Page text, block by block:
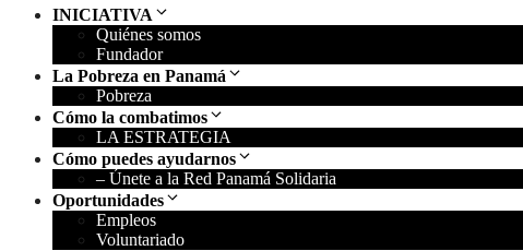
INICIATIVA
Quiénes somos
Fundador
La Pobreza en Panamá
Pobreza
Cómo la combatimos
LA ESTRATEGIA
Cómo puedes ayudarnos
– Únete a la Red Panamá Solidaria
Oportunidades
Empleos
Voluntariado